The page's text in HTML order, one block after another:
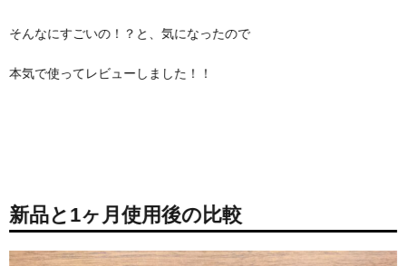
そんなにすごいの！？と、気になったので
本気で使ってレビューしました！！
新品と1ヶ月使用後の比較